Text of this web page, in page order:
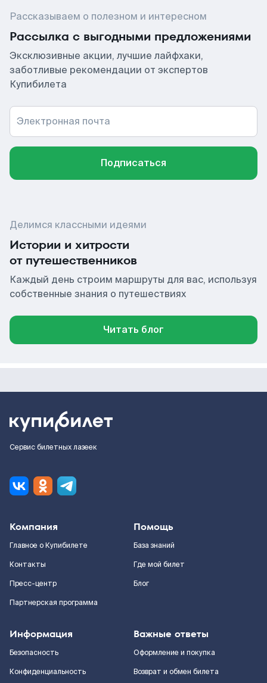
Рассказываем о полезном и интересном
Рассылка с выгодными предложениями
Эксклюзивные акции, лучшие лайфхаки,
заботливые рекомендации от экспертов
Купибилета
Электронная почта
Подписаться
Делимся классными идеями
Истории и хитрости
от путешественников
Каждый день строим маршруты для вас, используя
собственные знания о путешествиях
Читать блог
Сервис билетных лазеек
Компания
Главное о Купибилете
Контакты
Пресс-центр
Партнерская программа
Помощь
База знаний
Где мой билет
Блог
Информация
Безопасность
Конфиденциальность
Важные ответы
Оформление и покупка
Возврат и обмен билета